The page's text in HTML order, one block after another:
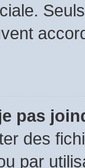
pas
des
par